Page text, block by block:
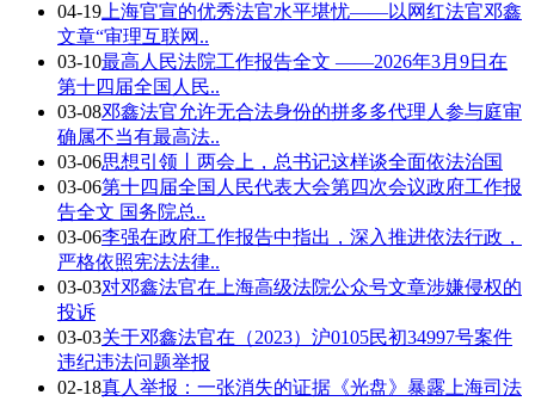
04-19 上海官宣的优秀法官水平堪忧——以网红法官邓鑫
文章“审理互联网..
03-10最高人民法院工作报告全文 ——2026年3月9日在
第十四届全国人民..
03-08邓鑫法官允许无合法身份的拼多多代理人参与庭审
确属不当有最高法..
03-06思想引领丨两会上，总书记这样谈全面依法治国
03-06第十四届全国人民代表大会第四次会议政府工作报
告全文 国务院总..
03-06李强在政府工作报告中指出，深入推进依法行政，
严格依照宪法法律..
03-03对邓鑫法官在上海高级法院公众号文章涉嫌侵权的
投诉
03-03关于邓鑫法官在（2023）沪0105民初34997号案件
违纪违法问题举报
02-18真人举报：一张消失的证据《光盘》暴露上海司法